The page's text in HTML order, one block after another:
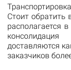
Стоит обратить
располагается
доставляются
заказчиков